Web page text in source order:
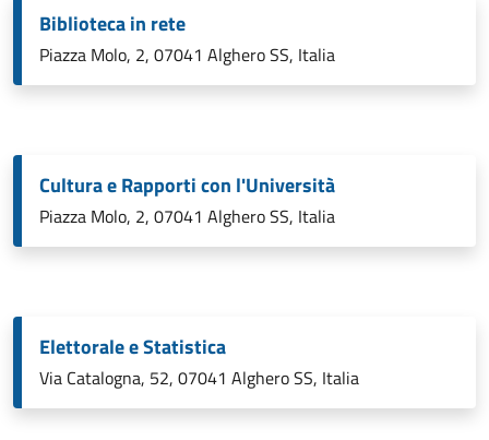
Biblioteca in rete
Piazza Molo, 2, 07041 Alghero SS, Italia
Cultura e Rapporti con l'Università
Piazza Molo, 2, 07041 Alghero SS, Italia
Elettorale e Statistica
Via Catalogna, 52, 07041 Alghero SS, Italia